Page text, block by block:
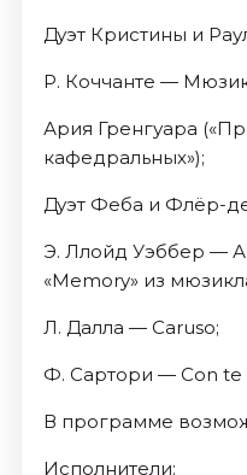
Дуэт Кристины и
Р. Коччанте —
Ария Гренгуара
кафедральных»);
Дуэт Феба и Флёр-
Э. Ллойд Уэббер —
«Memory» из
Л. Далла — Caruso;
Ф. Сартори — Con te
В программе
Исполнители: